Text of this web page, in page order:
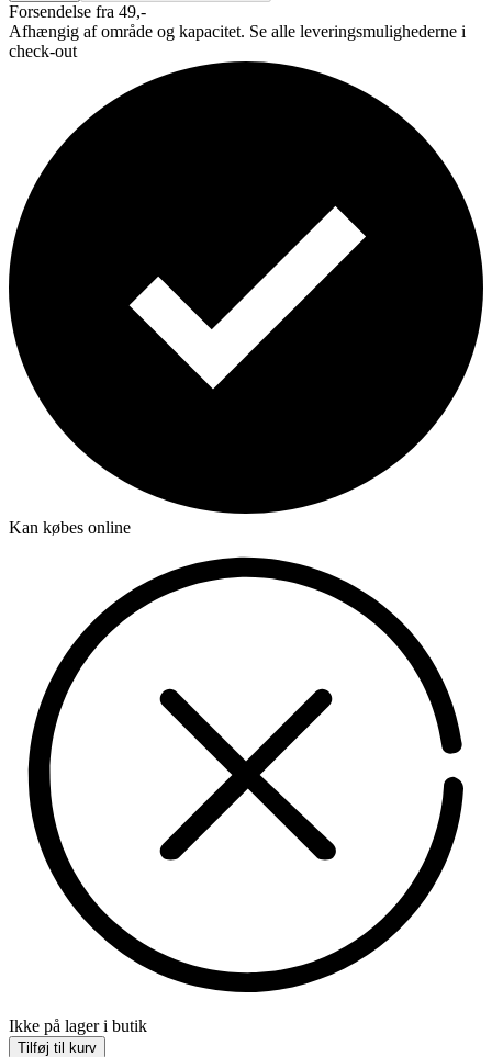
Forsendelse fra 49,-
Afhængig af område og kapacitet. Se alle leveringsmulighederne i
check-out
Kan købes online
Ikke på lager i butik
Tilføj til kurv